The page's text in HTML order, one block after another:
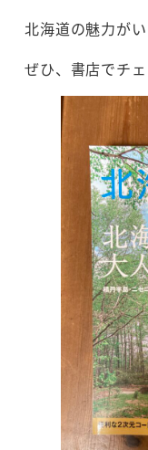
北海道の魅力が
ぜひ、書店でチ